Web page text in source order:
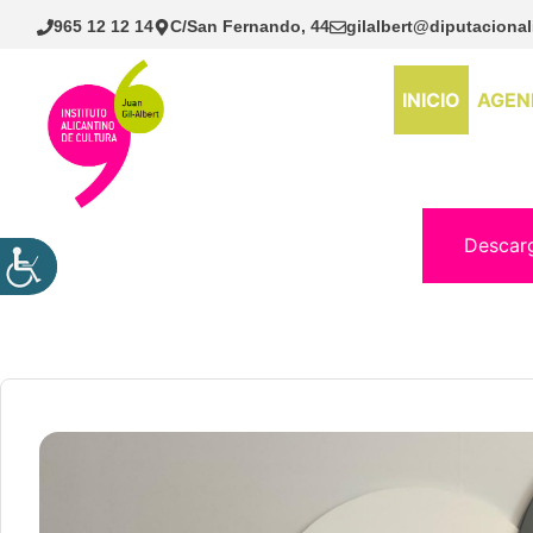
Saltar
965 12 12 14 C/San Fernando, 44
INICIO